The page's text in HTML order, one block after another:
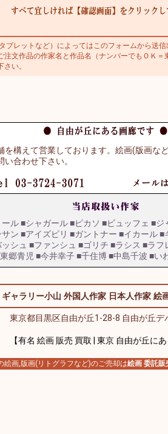
ブレットなど）によってはこのフォームから送
注文作品の作家名と作品名（ナンバーでもＯＫ
い。
を構えて営業しております。絵画(版画な
合わせ下さい。
ール■シャガール■ピカソ ■ビュッフェ ■ジ
ン ■アイズピリ ■ガントナー ■イカール■
シュ ■ファンシュ ■ゴリチ ■ラシス ■ラフ
郷青児 ■今井幸子■千住博■中島千波 ■い
ャラリー小山 外国人作家 日本人作家 絵
東京都目黒区自由が丘1-28-8 自由が丘デ
【有名 絵画 販売 買取 | 東京 自由が丘に
絵画,版画(リトグラフなど)のご売却は絵画 委託販